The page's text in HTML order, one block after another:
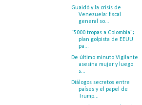
Guaidó y la crisis de
Venezuela: fiscal
general so...
“5000 tropas a Colombia”;
plan golpista de EEUU
pa...
De último minuto Vigilante
asesina mujer y luego
s...
Diálogos secretos entre
países y el papel de
Trump...